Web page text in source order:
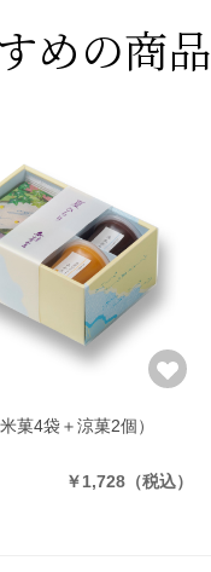
めの商品
米菓4袋＋涼菓2個）
￥1,728 （税込）